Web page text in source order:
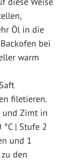
Öl in die
bei
warm
filetieren.
und Zimt in
| Stufe 2
und 1
den